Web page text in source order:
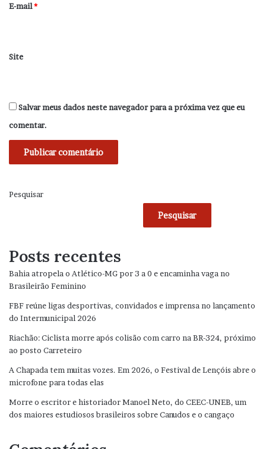
*
E-mail*
Site
Salvar meus dados neste navegador para a próxima vez que eu
comentar.
Pesquisar
Pesquisar
Posts recentes
Bahia atropela o Atlético-MG por 3 a 0 e encaminha vaga no
Brasileirão Feminino
FBF reúne ligas desportivas, convidados e imprensa no lançamento
do Intermunicipal 2026
Riachão: Ciclista morre após colisão com carro na BR-324, próximo
ao posto Carreteiro
A Chapada tem muitas vozes. Em 2026, o Festival de Lençóis abre o
microfone para todas elas
Morre o escritor e historiador Manoel Neto, do CEEC-UNEB, um
dos maiores estudiosos brasileiros sobre Canudos e o cangaço